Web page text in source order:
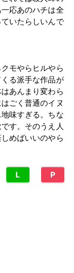
応あのハチは全
いたらしいんで
モやらヒルやら
る派手な作品が
あんまり変わら
ごく普通のイヌ
味すぎる。ちな
す。そのうえ人
めばいいのやら
L P